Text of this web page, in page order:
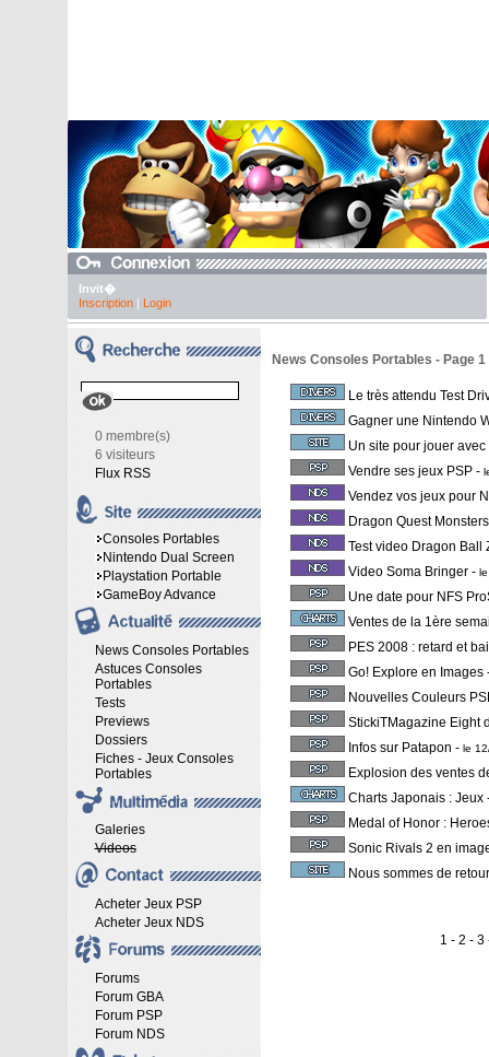
Invit�
Inscription| Login
0 membre(s)
6 visiteurs
Flux RSS
Consoles Portables
Nintendo Dual Screen
Playstation Portable
GameBoy Advance
News Consoles Portables
Astuces Consoles
Portables
Tests
Previews
Dossiers
Fiches - Jeux Consoles
Portables
Galeries
Videos
Acheter Jeux PSP
Acheter Jeux NDS
Forums
Forum GBA
Forum PSP
Forum NDS
News Consoles Portables - Page 1
Le très attendu Test
Gagner une Nintendo
Un site pour jouer
Vendre ses jeux PSP -
Vendez vos jeux pour
Dragon Quest
Test video Dragon Ball
Video Soma Bringer -
Une date pour NFS
Ventes de la 1ère
PES 2008 : retard et
Go! Explore en Images
Nouvelles Couleurs
StickiTMagazine Eight
Infos sur Patapon - le
Explosion des ventes
Charts Japonais : Jeux
Medal of Honor :
Sonic Rivals 2 en
Nous sommes de
1 - 2 - 3